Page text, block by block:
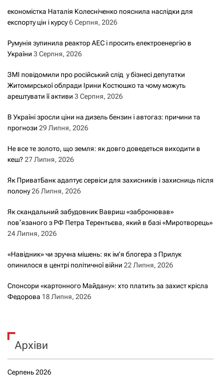
економістка Наталія Колесніченко пояснила наслідки для
експорту цін і курсу6 Серпня, 2026
Румунія зупинила реактор АЕС і просить електроенергію в
України 3 Серпня, 2026
ЗМІ повідомили про російський слід у бізнесі депутатки
Житомирської облради Ірини Костюшко та чому можуть
арештувати її активи 3 Серпня, 2026
В Україні зросли ціни на дизель бензин і автогаз: причини та
прогнози 29 Липня, 2026
Не все те золото, що земля: як довго доведеться виходити в
кеш? 27 Липня, 2026
Як ПриватБанк адаптує сервіси для захисників і захисниць після
полону26 Липня, 2026
Як скандальний забудовник Вавриш «забронював»
повʼязаного з РФ Петра Терентьєва, який в базі «Миротворець»
24 Липня, 2026
«Навідник» чи зручна мішень: як ім’я блогера з Прилук
опинилося в центрі політичної війни 22 Липня, 2026
Спонсори «картонного Майдану»: хто платить за захист крісла
Федорова 18 Липня, 2026
Архіви
Серпень 2026